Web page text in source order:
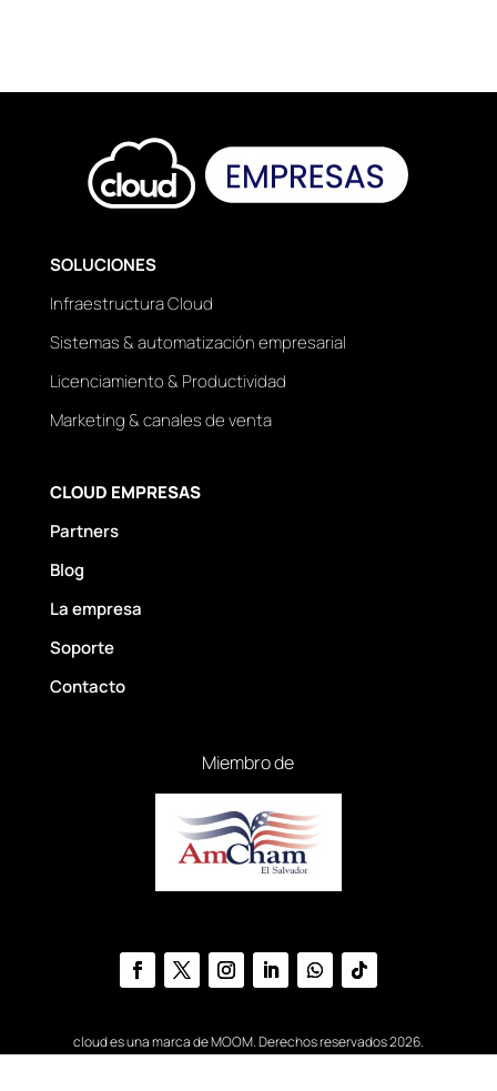
SOLUCIONES
Infraestructura Cloud
Sistemas & automatización empresarial
Licenciamiento & Productividad
Marketing & canales de venta
CLOUD EMPRESAS
Partners
Blog
La empresa
Soporte
Contacto
Miembro de
cloud es una marca de MOOM. Derechos reservados 2026.